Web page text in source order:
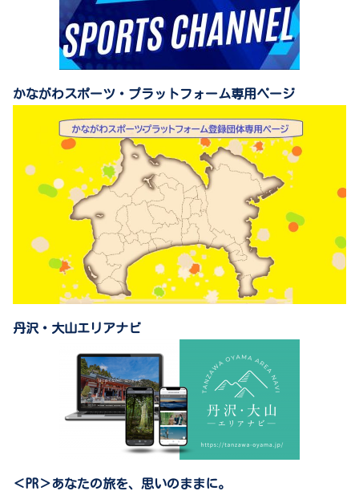
かながわスポーツ・プラットフォーム専用ページ
丹沢・大山エリアナビ
＜PR＞あなたの旅を、思いのままに。